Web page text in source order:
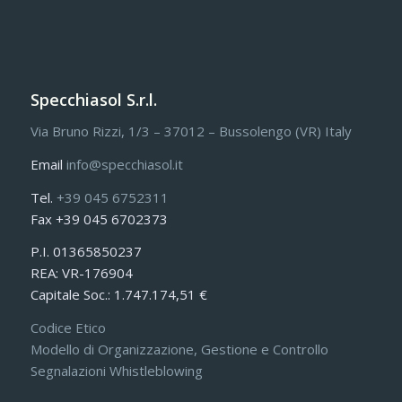
Specchiasol S.r.l.
Via Bruno Rizzi, 1/3 – 37012 – Bussolengo (VR) Italy
Email info@specchiasol.it
Tel. +39 045 6752311
Fax +39 045 6702373
P.I. 01365850237
REA: VR-176904
Capitale Soc.: 1.747.174,51 €
Codice Etico
Modello di Organizzazione, Gestione e Controllo
Segnalazioni Whistleblowing